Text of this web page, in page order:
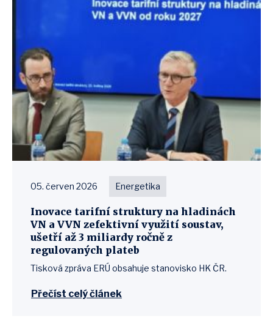
05. červen 2026 Energetika
Inovace tarifní struktury na hladinách
VN a VVN zefektivní využití soustav,
ušetří až 3 miliardy ročně z
regulovaných plateb
Tisková zpráva ERÚ obsahuje stanovisko HK ČR.
Přečíst celý článek